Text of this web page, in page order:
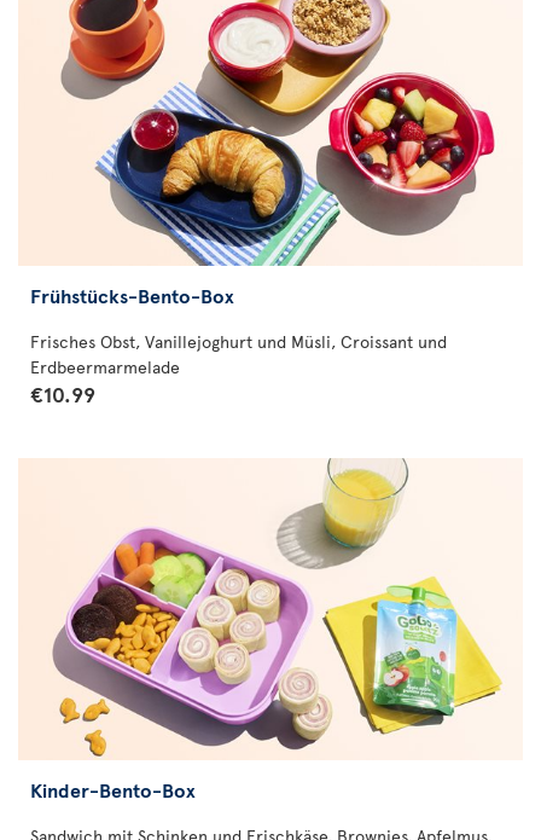
Frühstücks-Bento-Box
Frisches Obst, Vanillejoghurt und Müsli, Croissant und
Erdbeermarmelade
€10.99
Kinder-Bento-Box